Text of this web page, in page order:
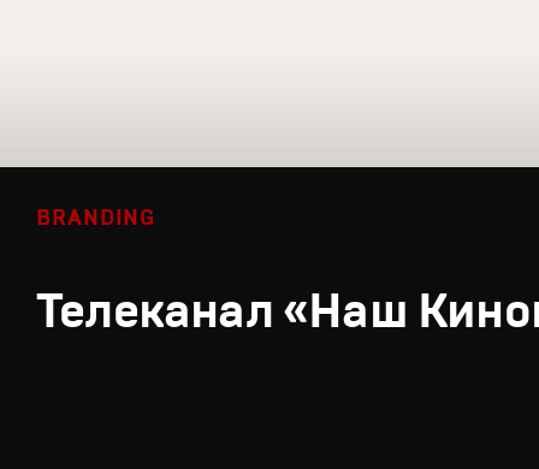
BRANDING
Телеканал «Наш